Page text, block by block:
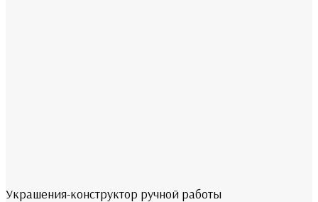
Украшения-конструктор ручной работы